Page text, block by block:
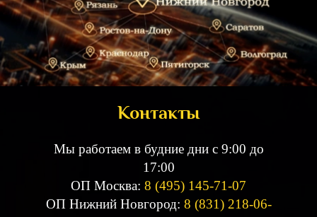
Контакты
Мы работаем в будние дни с 9:00 до
17:00
ОП Москва: 8 (495) 145-71-07
ОП Нижний Новгород: 8 (831) 218-06-